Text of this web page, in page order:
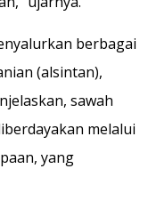
berbagai
(alsintan),
sawah
melalui
yang